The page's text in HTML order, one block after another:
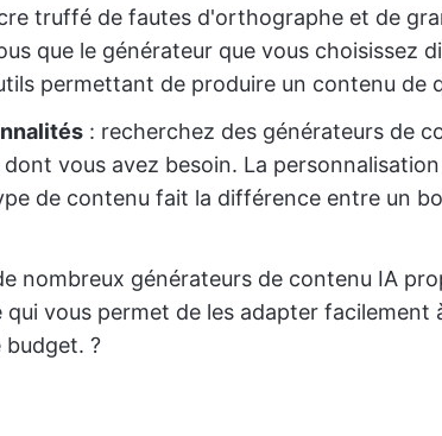
truffé de fautes d'orthographe et de
que le générateur que vous choisissez
permettant de produire un contenu de
: recherchez des générateurs de
vous avez besoin. La
de contenu fait la différence entre un
nombreux générateurs de contenu IA
qui vous permet de les adapter facilement
budget. ?